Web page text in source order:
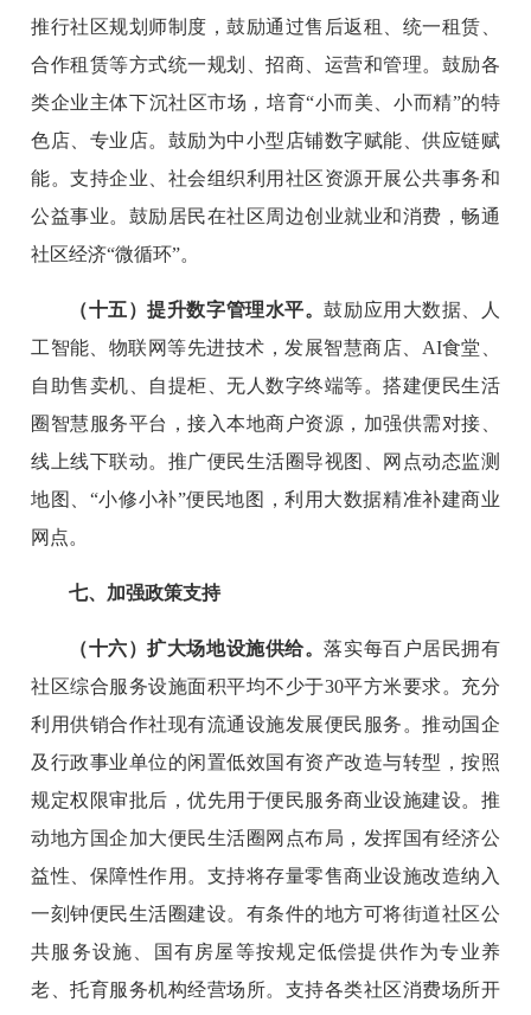
推行社区规划师制度，鼓励通过售后返租、统一租赁、
合作租赁等方式统一规划、招商、运营和管理。鼓励各
类企业主体下沉社区市场，培育“小而美、小而精”的特
色店、专业店。鼓励为中小型店铺数字赋能、供应链赋
能。支持企业、社会组织利用社区资源开展公共事务和
公益事业。鼓励居民在社区周边创业就业和消费，畅通
社区经济“微循环”。
（十五）提升数字管理水平。鼓励应用大数据、人
工智能、物联网等先进技术，发展智慧商店、AI食堂、
自助售卖机、自提柜、无人数字终端等。搭建便民生活
圈智慧服务平台，接入本地商户资源，加强供需对接、
线上线下联动。推广便民生活圈导视图、网点动态监测
地图、“小修小补”便民地图，利用大数据精准补建商业
网点。
七、加强政策支持
（十六）扩大场地设施供给。落实每百户居民拥有
社区综合服务设施面积平均不少于30平方米要求。充分
利用供销合作社现有流通设施发展便民服务。推动国企
及行政事业单位的闲置低效国有资产改造与转型，按照
规定权限审批后，优先用于便民服务商业设施建设。推
动地方国企加大便民生活圈网点布局，发挥国有经济公
益性、保障性作用。支持将存量零售商业设施改造纳入
一刻钟便民生活圈建设。有条件的地方可将街道社区公
共服务设施、国有房屋等按规定低偿提供作为专业养
老、托育服务机构经营场所。支持各类社区消费场所开